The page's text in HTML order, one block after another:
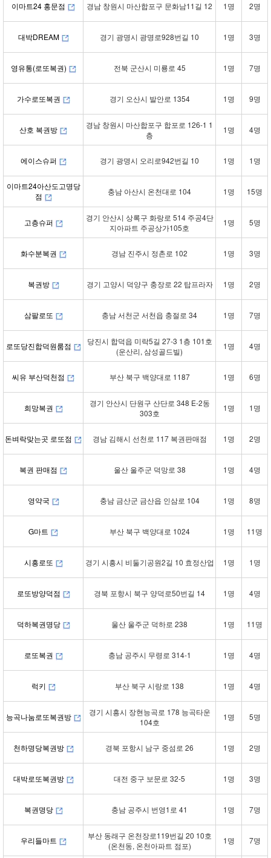
이마트24 홍문점 경남 창원시 마산합포구 문화남11길 12 1명 2명
대박DREAM 경기 광명시 광명로928번길 10 1명 3명
영유통(로또복권) 전북 군산시 미룡로 45 1명 7명
가수로또복권 경기 오산시 발안로 1354 1명 9명
산호 복권방
경남 창원시 마산합포구 합포로 126-1 1
층
1명 4명
에이스슈퍼 경기 광명시 오리로942번길 10 1명 1명
이마트24아산도고명당
점
충남 아산시 온천대로 104 1명 15명
고층슈퍼
경기 안산시 상록구 화랑로 514 주공4단
지아파트 주공상가105호
1명 5명
화수분복권 경남 진주시 정촌로 102 1명 3명
복권방 경기 고양시 덕양구 충장로 22 탑프라자 1명 2명
삼팔로또 충남 서천군 서천읍 충절로 34 1명 7명
로또당진합덕원룸점
당진시 합덕읍 미락5길 27-3 1층 101호
(운산리, 삼성골드빌)
1명 4명
씨유 부산덕천점 부산 북구 백양대로 1187 1명 6명
희망복권
경기 안산시 단원구 산단로 348 E-2동
303호
1명 1명
돈벼락맞는곳 로또점 경남 김해시 선천로 117 복권판매점 1명 2명
복권 판매점 울산 울주군 덕망로 38 1명 4명
영약국 충남 금산군 금산읍 인삼로 104 1명 8명
G마트 부산 북구 백양대로 1024 1명 11명
시흥로또 경기 시흥시 비둘기공원2길 10 효정산업 1명 1명
로또방양덕점 경북 포항시 북구 양덕로50번길 14 1명 4명
덕하복권명당 울산 울주군 덕하로 238 1명 11명
로또복권 충남 공주시 무령로 314-1 1명 4명
럭키 부산 북구 시랑로 138 1명 4명
능곡나눔로또복권방
경기 시흥시 장현능곡로 178 능곡타운
104호
1명 5명
천하명당복권방 경북 포항시 남구 중섬로 26 1명 2명
대박로또복권방 대전 중구 보문로 32-5 1명 3명
복권명당 충남 공주시 번영1로 41 1명 7명
우리들마트
부산 동래구 온천장로119번길 20 10호
(온천동, 온천아파트 점포)
1명 7명